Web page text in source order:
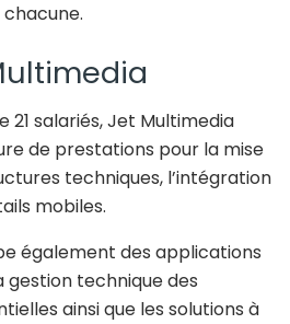
chacune.
21 salariés, Jet Multimedia
de prestations pour la mise
techniques, l’intégration
mobiles.
également des applications
gestion technique des
ainsi que les solutions à